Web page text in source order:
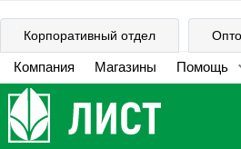
Корпоративный отдел
Компания Магазины Помощь